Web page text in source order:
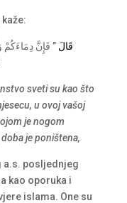
قَالَ ‏”‏ فَإِنَّ
sveti su kao što
u ovoj vašoj
je nogom
je poništena,
a.s. posljednjeg
kao oporuka i
islama. One su